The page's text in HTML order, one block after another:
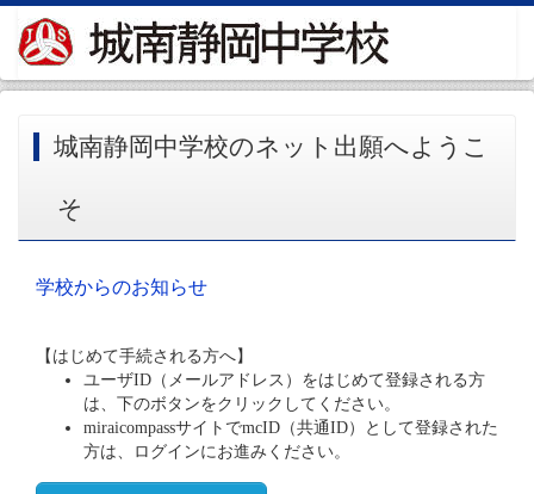
城南静岡中学校のネット出願へようこ
そ
学校からのお知らせ
【はじめて手続される方へ】
ユーザID（メールアドレス）をはじめて登録される方
は、下のボタンをクリックしてください。
miraicompassサイトでmcID（共通ID）として登録された
方は、ログインにお進みください。